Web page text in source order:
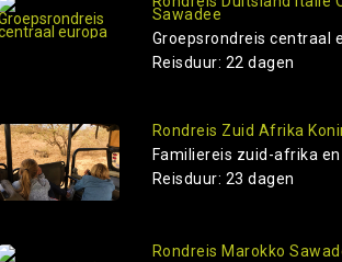
Sawadee
Groepsrondreis centraal
Reisduur: 22 dagen
Rondreis Zuid Afrika
Familiereis zuid-afrika en
Reisduur: 23 dagen
Rondreis Marokko